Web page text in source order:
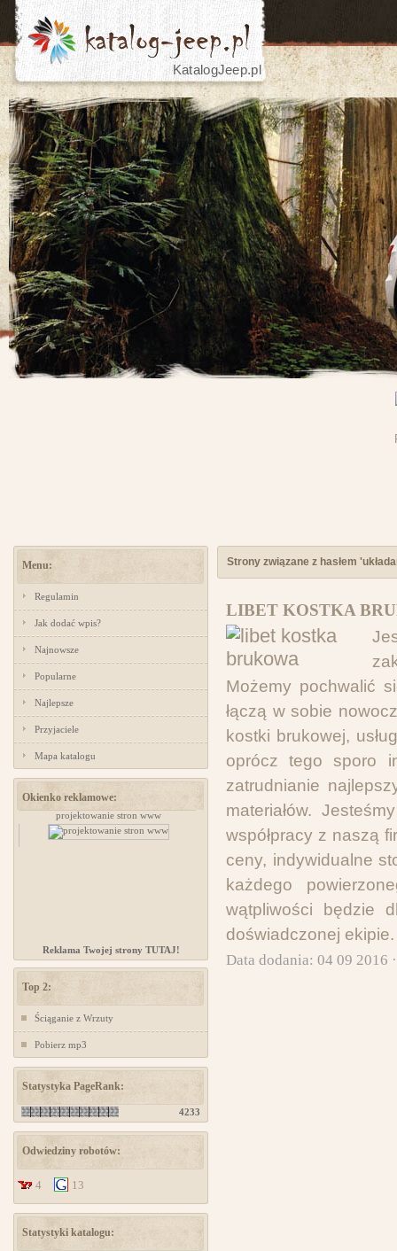
KatalogJeep.pl
Menu:
Regulamin
Jak dodać wpis?
Najnowsze
Popularne
Najlepsze
Przyjaciele
Mapa katalogu
Okienko reklamowe:
projektowanie stron www projektowanie stron www
Reklama Twojej strony TUTAJ!
Top 2:
Ściąganie z Wrzuty
Pobierz mp3
Statystyka PageRank:
4233
Odwiedziny robotów:
4 13
Statystyki katalogu:
Strony związane z hasłem
LIBET KOSTKA
Możemy pochwalić
łączą w sobie
kostki brukowej,
oprócz tego sporo
zatrudnianie
materiałów.
współpracy z naszą
ceny, indywidualne
każdego
wątpliwości będzie
doświadczonej ekipie.
Data dodania: 04 09 2016